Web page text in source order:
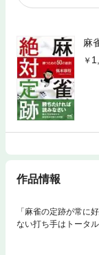
麻
作品情報
「麻雀の定跡が常に
ない打ち手はトータ
回の勝負においては
るごとに実力差が顕